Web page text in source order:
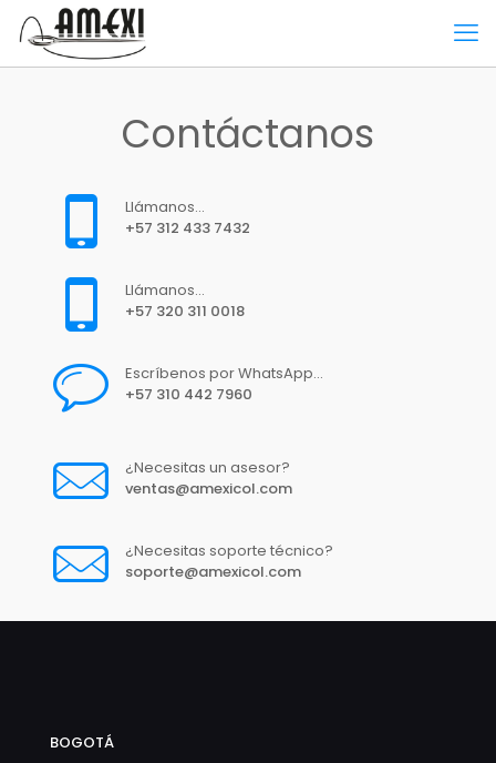
Contáctanos
Llámanos...
+57 312 433 7432
Llámanos...
+57 320 311 0018
Escríbenos por WhatsApp...
+57 310 442 7960
¿Necesitas un asesor?
ventas@amexicol.com
¿Necesitas soporte técnico?
soporte@amexicol.com
BOGOTÁ